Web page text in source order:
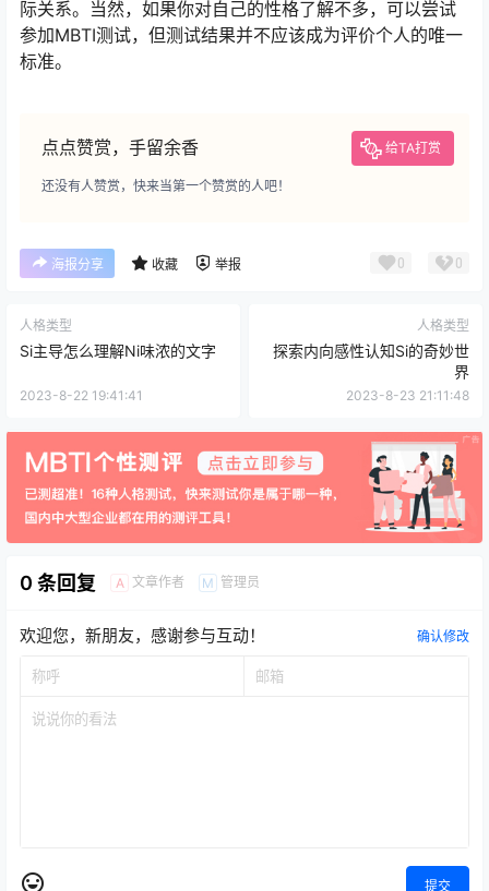
际关系。当然，如果你对自己的性格了解不多，可以尝试
参加MBTI测试，但测试结果并不应该成为评价个人的唯一
标准。
点点赞赏，手留余香 给TA打赏
还没有人赞赏，快来当第一个赞赏的人吧！
海报分享 收藏 举报 0 0
人格类型
Si主导怎么理解Ni味浓的文字
2023-8-22 19:41:41
人格类型
探索内向感性认知Si的奇妙世
界
2023-8-23 21:11:48
0 条回复 A 文章作者 M 管理员
欢迎您，新朋友，感谢参与互动！ 确认修改
提交